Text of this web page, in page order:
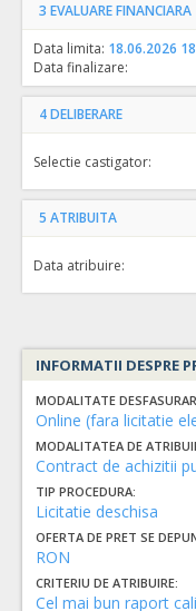
3 EVALUARE FINANCIARA
Data limita: 18.06.2026
Data finalizare:
4DELIBERARE
Selectie castigator:
5 ATRIBUITA
Data atribuire:
INFORMATII DESPRE
MODALITATE
Online (fara licitatie
MODALITATEA DE
Contract de achizitii
TIP PROCEDURA:
Licitatie deschisa
OFERTA DE PRET SE
RON
CRITERIU DE ATRIBUIRE:
Cel mai bun raport